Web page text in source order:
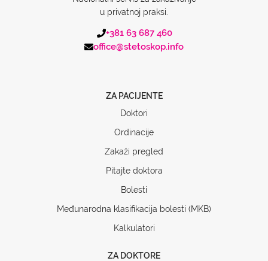
u privatnoj praksi.
+381 63 687 460
office@stetoskop.info
ZA PACIJENTE
Doktori
Ordinacije
Zakaži pregled
Pitajte doktora
Bolesti
Međunarodna klasifikacija bolesti (MKB)
Kalkulatori
ZA DOKTORE